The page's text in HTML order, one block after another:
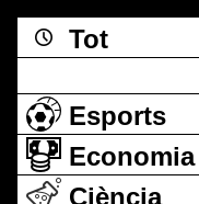
Tot
Esports
Economia
Ciència